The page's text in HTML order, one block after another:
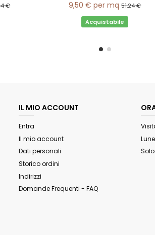
€
9,50 € per mq 51,24 €
Acquistabile
IL MIO ACCOUNT
Entra
Il mio account
Dati personali
Storico ordini
Indirizzi
Domande Frequenti - FAQ